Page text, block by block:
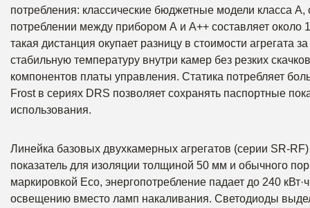
потребления: классические бюджетные модели класса
потреблении между прибором А и А++ составляет
такая дистанция окупает разницу в стоимости агрегата
стабильную температуру внутри камер без резких
компонентов платы управления. Статика потребляет
Frost в сериях DRS позволяет сохранять паспортные
использования.
Линейка базовых двухкамерных агрегатов (серии SR-
показатель для изоляции толщиной 50 мм и обычного
маркировкой Eco, энергопотребление падает до 240
освещению вместо ламп накаливания. Светодиоды